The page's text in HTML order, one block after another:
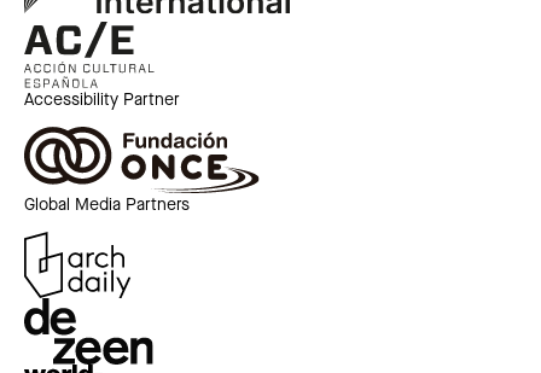
Accessibility Partner
Global Media Partners